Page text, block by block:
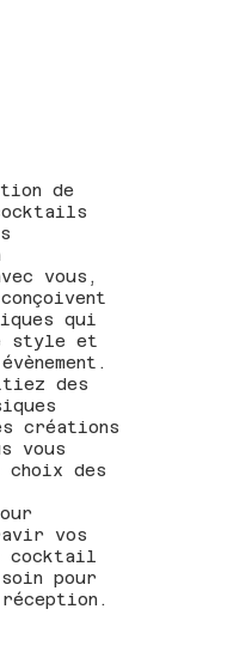
de
vous,
qui
style et
des
créations
vous
choix des
vos
cocktail
pour